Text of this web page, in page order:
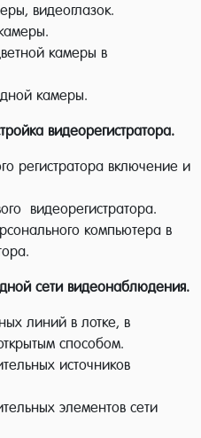
монтаж и
очень
и
не надо
по данному
опыт по
необходима
видеоглазок.
камеры в
камеры.
видеорегистратора.
включение и
видеорегистратора.
компьютера в
сети видеонаблюдения.
линий в лотке, в
способом.
источников
элементов сети